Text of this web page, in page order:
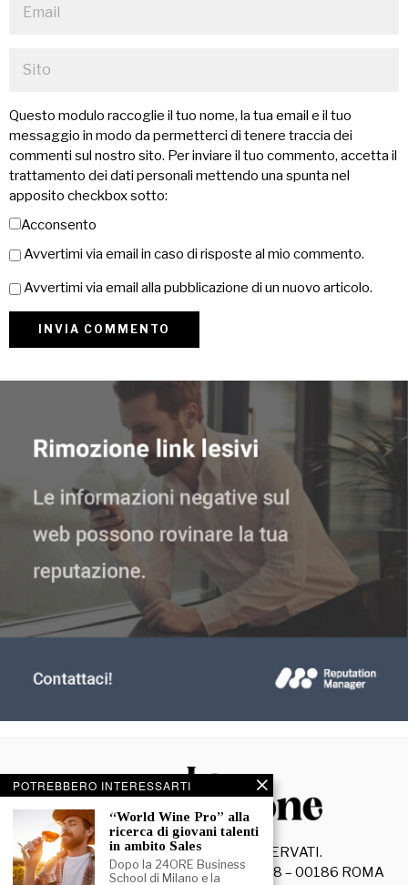
Questo modulo raccoglie il tuo nome, la tua email e il tuo
messaggio in modo da permetterci di tenere traccia dei
commenti sul nostro sito. Per inviare il tuo commento, accetta il
trattamento dei dati personali mettendo una spunta nel
apposito checkbox sotto:
Acconsento
Avvertimi via email in caso di risposte al mio commento.
Avvertimi via email alla pubblicazione di un nuovo articolo.
© 2026- TUTTI I DIRITTI RISERVATI.
La Discussione S.r.l. – Piazza Capranica, 78 – 00186 ROMA
POTREBBERO INTERESSARTI
“World Wine Pro” alla
ricerca di giovani talenti
in ambito Sales
Dopo la 24ORE Business
School di Milano e la